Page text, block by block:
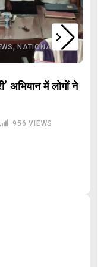
,NATIONAL
अभियान में लोगों ने
956 VIEWS